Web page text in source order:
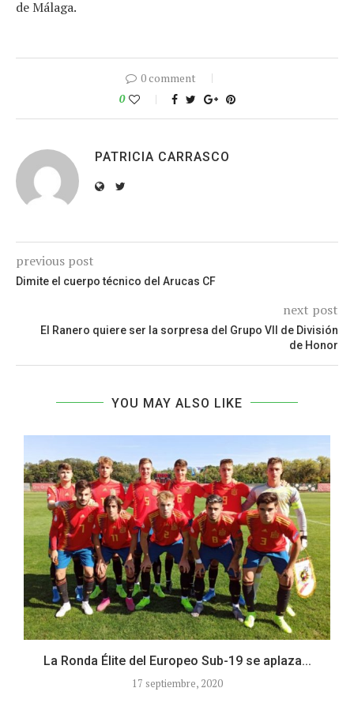
de Málaga.
0 comment
0
PATRICIA CARRASCO
previous post
Dimite el cuerpo técnico del Arucas CF
next post
El Ranero quiere ser la sorpresa del Grupo VII de División
de Honor
YOU MAY ALSO LIKE
La Ronda Élite del Europeo Sub-19 se aplaza...
17 septiembre, 2020